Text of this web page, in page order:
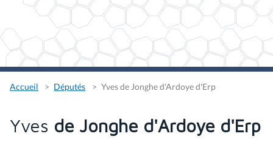
Accueil Députés Yves de Jonghe d'Ardoye d'Erp
Yves de Jonghe d'Ardoye d'Erp